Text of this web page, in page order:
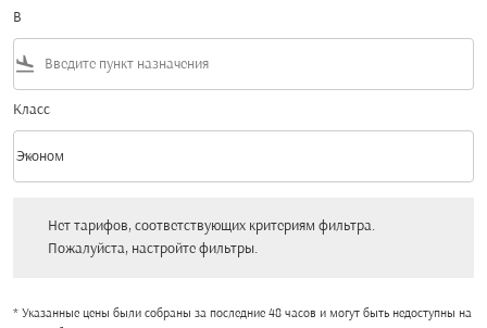
В
flight_land
Класс
Класс option Эконом Selected
Эконом
keyboard_arrow_down
Нет тарифов, соответствующих критериям фильтра.
Пожалуйста, настройте фильтры.
* Указанные цены были собраны за последние 48 часов и могут быть недоступны на